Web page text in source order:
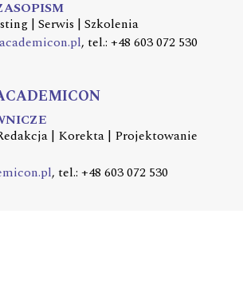
| Serwis | Szkolenia
, tel.: +48 603 072 530
| Korekta | Projektowanie
, tel.: +48 603 072 530